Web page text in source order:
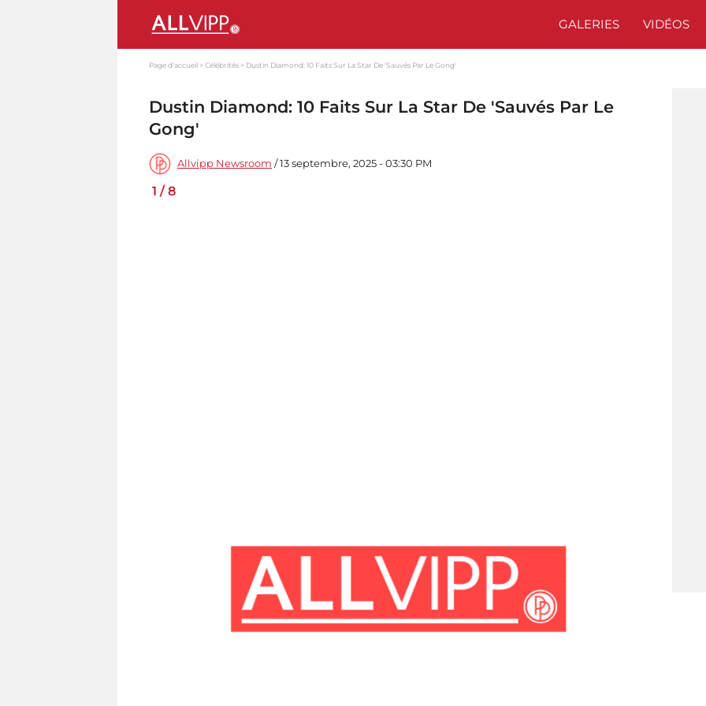
GALERIES VIDÉOS
Page d'accueil Célébrités Dustin Diamond: 10 Faits Sur La Star De 'Sauvés Par Le Gong'
Dustin Diamond: 10 Faits Sur La Star De 'Sauvés Par Le
Gong'
Allvipp Newsroom / 13 septembre, 2025 - 03:30 PM
1 /8